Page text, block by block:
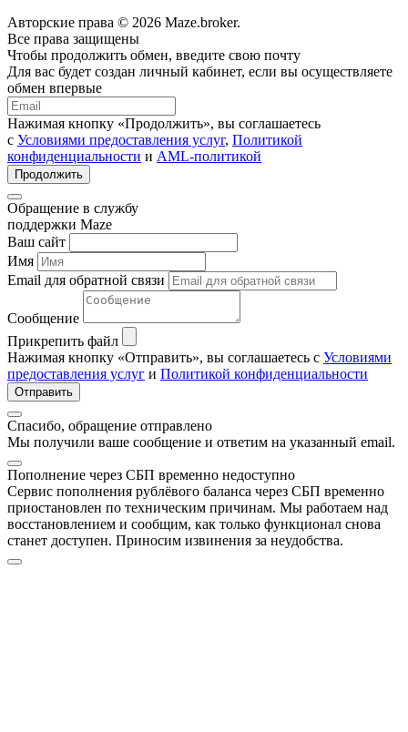
Авторские права © 2026 Maze.broker.
Все права защищены
Чтобы продолжить обмен, введите свою почту
Для вас будет создан личный кабинет, если вы осуществляете
обмен впервые
Нажимая кнопку «Продолжить», вы соглашаетесь
с Условиями предоставления услуг, Политикой
конфиденциальности и AML-политикой
Продолжить
Обращение в службу
поддержки Maze
Ваш сайт
Имя
Email для обратной связи
Сообщение
Прикрепить файл
Нажимая кнопку «Отправить», вы соглашаетесь с Условиями
предоставления услуг и Политикой конфиденциальности
Отправить
Спасибо, обращение отправлено
Мы получили ваше сообщение и ответим на указанный email.
Пополнение через СБП временно недоступно
Сервис пополнения рублёвого баланса через СБП временно
приостановлен по техническим причинам. Мы работаем над
восстановлением и сообщим, как только функционал снова
станет доступен. Приносим извинения за неудобства.